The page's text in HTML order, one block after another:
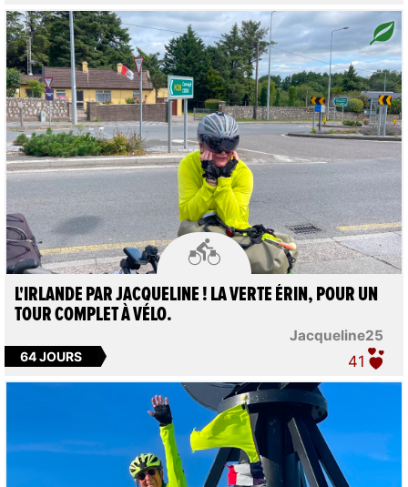

Jacqueline25
L'IRLANDE PAR JACQUELINE ! LA VERTE ÉRIN, POUR UN
TOUR COMPLET À VÉLO.
64 JOURS 41